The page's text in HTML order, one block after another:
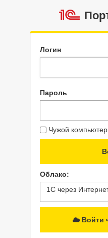
Логин
Пароль
Чужой компьютер
Облако:
1С через
Войти